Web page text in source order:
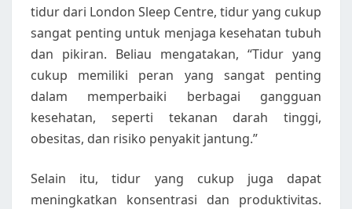
tidur dari London Sleep Centre, tidur yang cukup
sangat penting untuk menjaga kesehatan tubuh
dan pikiran. Beliau mengatakan, “Tidur yang
cukup memiliki peran yang sangat penting
dalam memperbaiki berbagai gangguan
kesehatan, seperti tekanan darah tinggi,
obesitas, dan risiko penyakit jantung.”
Selain itu, tidur yang cukup juga dapat
meningkatkan konsentrasi dan produktivitas.